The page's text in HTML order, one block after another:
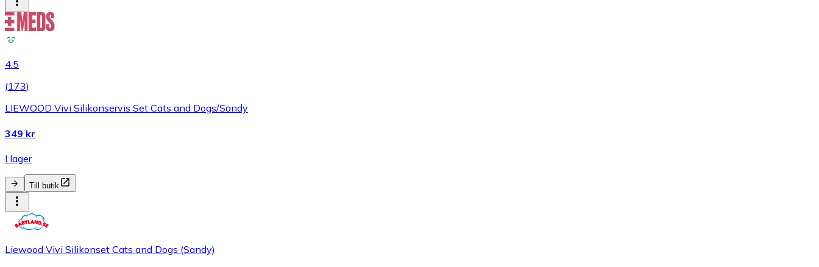
4.5
(173)
LIEWOOD Vivi Silikonservis Set Cats and Dogs/Sandy
349 kr
I lager
Till butik
Liewood Vivi Silikonset Cats and Dogs (Sandy)